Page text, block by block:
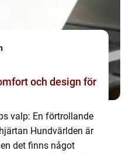
valp: En förtrollande
Hundvärlden är
det finns något